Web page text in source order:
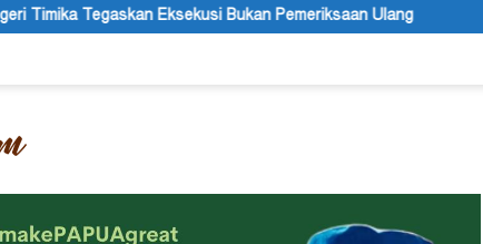
Pemeriksaan Ulang Festival Budaya Lembah Baliem